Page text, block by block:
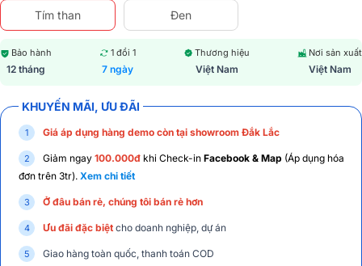
Tím than Đen
Bảo hành
12 tháng
1 đổi 1
7 ngày
Thương hiệu
Việt Nam
Nơi sản xuất
Việt Nam
KHUYẾN MÃI, ƯU ĐÃI
Giá áp dụng hàng demo còn tại showroom Đắk Lắc
Giảm ngay 100.000đ khi Check-in Facebook & Map (Áp dụng hóa
đơn trên 3tr). Xem chi tiết
Ở đâu bán rẻ, chúng tôi bán rẻ hơn
Ưu đãi đặc biệt cho doanh nghiệp, dự án
Giao hàng toàn quốc, thanh toán COD